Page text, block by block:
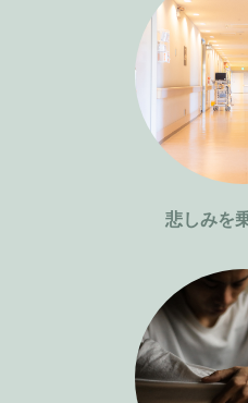
悲しみを